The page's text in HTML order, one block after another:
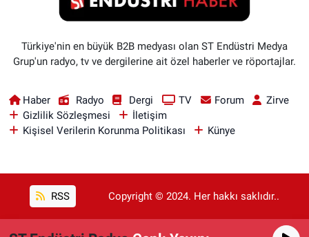
Türkiye'nin en büyük B2B medyası olan ST Endüstri Medya
Grup'un radyo, tv ve dergilerine ait özel haberler ve röportajlar.
Haber Radyo Dergi TV Forum
Zirve
Gizlilik Sözleşmesi
İletişim
Kişisel Verilerin Korunma Politikası
Künye
RSS Copyright © 2024. Her hakkı saklıdır..